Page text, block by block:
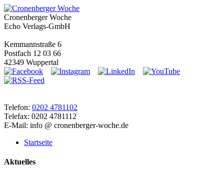
Cronenberger Woche
Echo Verlags-GmbH
Kemmannstraße 6
Postfach 12 03 66
42349 Wuppertal
Telefon: 0202 4781102
Telefax: 0202 4781112
E-Mail: info @ cronenberger-woche.de
Startseite
Aktuelles